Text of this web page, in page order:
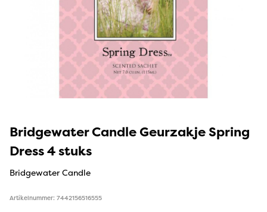
Bridgewater Candle Geurzakje Spring
Dress 4 stuks
Bridgewater Candle
Artikelnummer: 7442156516555